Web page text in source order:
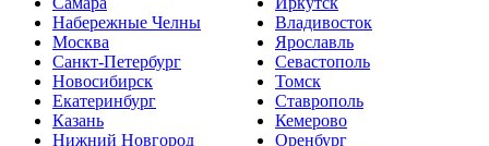
Набережные Челны
Москва
Санкт-Петербург
Новосибирск
Екатеринбург
Казань
Нижний Новгород
Владивосток
Ярославль
Севастополь
Томск
Ставрополь
Кемерово
Оренбург